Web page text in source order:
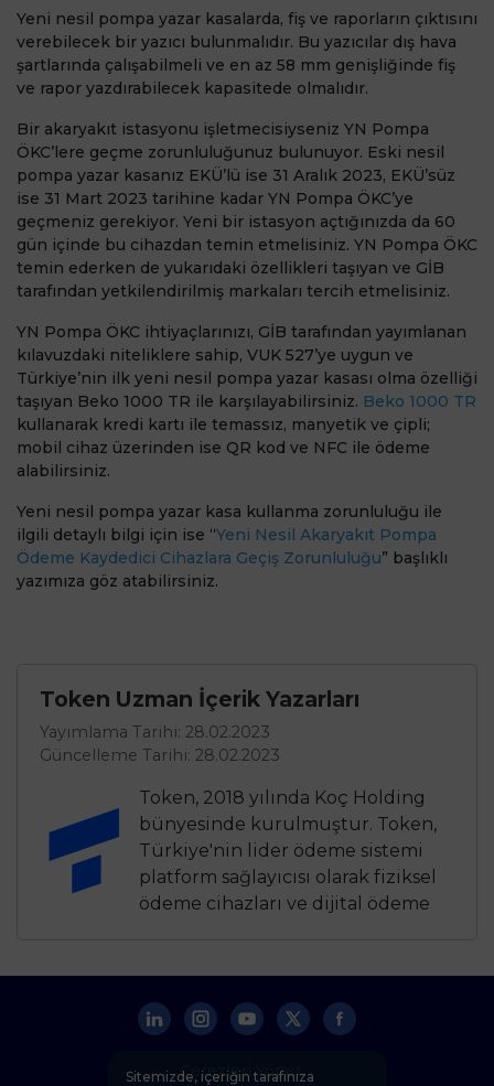
Yeni nesil pompa yazar kasalarda, fiş ve raporların çıktısını
verebilecek bir yazıcı bulunmalıdır. Bu yazıcılar dış hava
şartlarında çalışabilmeli ve en az 58 mm genişliğinde fiş
ve rapor yazdırabilecek kapasitede olmalıdır.
Bir akaryakıt istasyonu işletmecisiyseniz YN Pompa
ÖKC’lere geçme zorunluluğunuz bulunuyor. Eski nesil
pompa yazar kasanız EKÜ’lü ise 31 Aralık 2023, EKÜ’süz
ise 31 Mart 2023 tarihine kadar YN Pompa ÖKC’ye
geçmeniz gerekiyor. Yeni bir istasyon açtığınızda da 60
gün içinde bu cihazdan temin etmelisiniz. YN Pompa ÖKC
temin ederken de yukarıdaki özellikleri taşıyan ve GİB
tarafından yetkilendirilmiş markaları tercih etmelisiniz.
YN Pompa ÖKC ihtiyaçlarınızı, GİB tarafından yayımlanan
kılavuzdaki niteliklere sahip, VUK 527’ye uygun ve
Türkiye’nin ilk yeni nesil pompa yazar kasası olma özelliği
taşıyan Beko 1000 TR ile karşılayabilirsiniz. Beko 1000 TR
kullanarak kredi kartı ile temassız, manyetik ve çipli;
mobil cihaz üzerinden ise QR kod ve NFC ile ödeme
alabilirsiniz.
Yeni nesil pompa yazar kasa kullanma zorunluluğu ile
ilgili detaylı bilgi için ise “Yeni Nesil Akaryakıt Pompa
Ödeme Kaydedici Cihazlara Geçiş Zorunluluğu” başlıklı
yazımıza göz atabilirsiniz.
Token Uzman İçerik Yazarları
Yayımlama Tarihi: 28.02.2023
Güncelleme Tarihi: 28.02.2023
Token, 2018 yılında Koç Holding
bünyesinde kurulmuştur. Token,
Türkiye'nin lider ödeme sistemi
platform sağlayıcısı olarak fiziksel
ödeme cihazları ve dijital ödeme
finansal teknoloji, perakende
çözümleri ve bankacılık gibi
alanlarda kapsamlı bilgi
Çerezleri Yönet
Sitemizde, içeriğin tarafınıza